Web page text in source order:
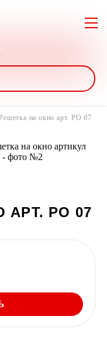
на окно арт. РО 07
АРТ. РО 07